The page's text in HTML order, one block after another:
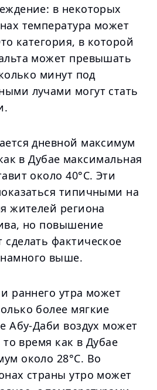
в некоторых
температура может
категория, в которой
может превышать
минут под
лучами могут стать
дневной максимум
в Дубае максимальная
около 40°C. Эти
типичными на
жителей региона
но повышение
фактическое
выше.
раннего утра может
более мягкие
Абу-Даби воздух может
то время как в Дубае
около 28°C. Во
страны утро может